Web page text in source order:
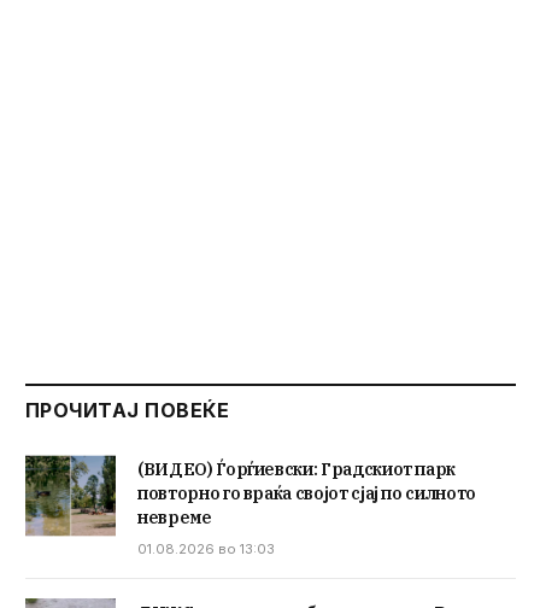
ПРОЧИТАЈ ПОВЕЌЕ
(ВИДЕО) Ѓорѓиевски: Градскиот парк
повторно го враќа својот сјај по силното
невреме
01.08.2026 во 13:03